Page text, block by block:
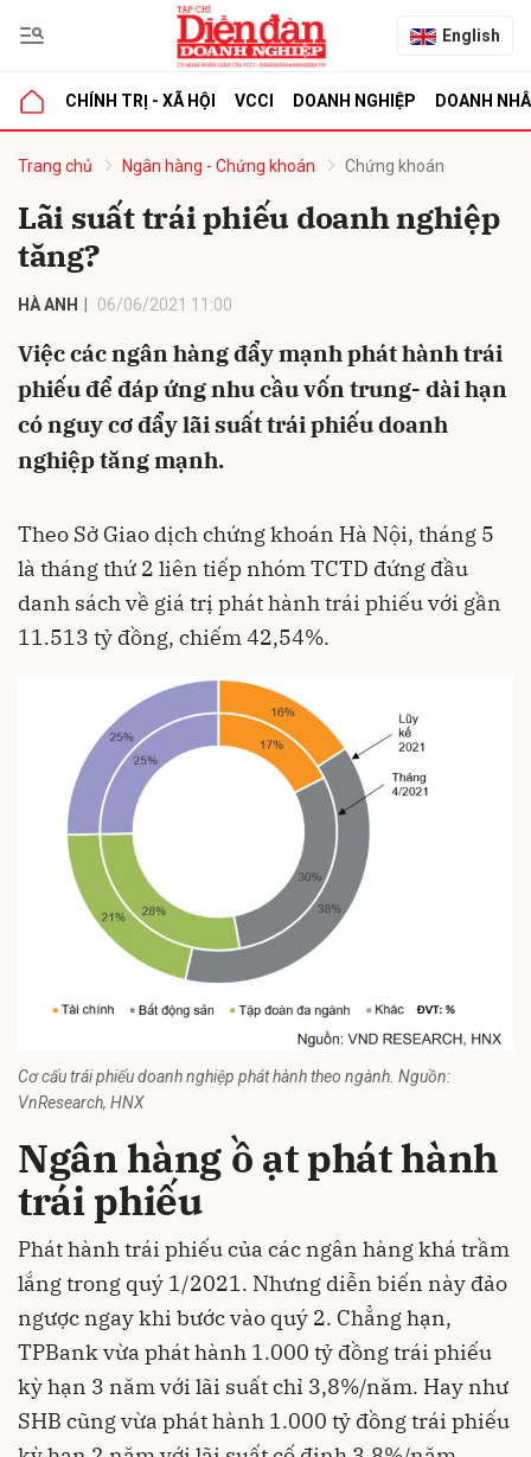
English
CHÍNH TRỊ - XÃ HỘI VCCI DOANH NGHIỆP DOANH
Trang chủ Ngân hàng - Chứng khoán Chứng khoán
Lãi suất trái phiếu doanh nghiệp
tăng?
HÀ ANH 06/06/2021 11:00
Việc các ngân hàng đẩy mạnh phát hành trái
phiếu để đáp ứng nhu cầu vốn trung- dài hạn
có nguy cơ đẩy lãi suất trái phiếu doanh
nghiệp tăng mạnh.
Theo Sở Giao dịch chứng khoán Hà Nội, tháng 5
là tháng thứ 2 liên tiếp nhóm TCTD đứng đầu
danh sách về giá trị phát hành trái phiếu với gần
11.513 tỷ đồng, chiếm 42,54%.
Cơ cấu trái phiếu doanh nghiệp phát hành theo ngành. Nguồn:
VnResearch, HNX
Ngân hàng ồ ạt phát hành
trái phiếu
Phát hành trái phiếu của các ngân hàng khá trầm
lắng trong quý 1/2021. Nhưng diễn biến này đảo
ngược ngay khi bước vào quý 2. Chẳng hạn,
TPBank vừa phát hành 1.000 tỷ đồng trái phiếu
kỳ hạn 3 năm với lãi suất chỉ 3,8%/năm. Hay như
SHB cũng vừa phát hành 1.000 tỷ đồng trái phiếu
luận
Hủy